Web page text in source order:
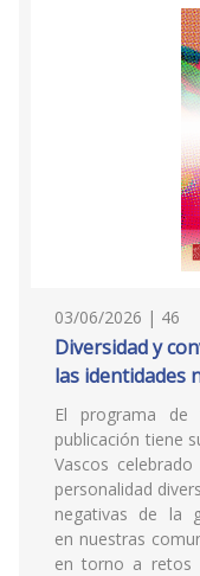
03/06/2026 | 46
Diversidad y
las identidades
El programa
publicación tiene
Vascos
personalidad
negativas de la
en nuestras
en torno a retos